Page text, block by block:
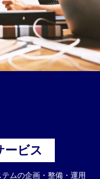
ービス
ムの企画・整備・運用